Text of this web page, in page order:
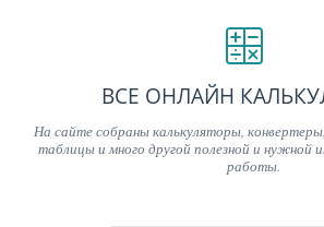
ВСЕ ОНЛАЙН
На сайте собраны калькуляторы,
таблицы и много другой полезной и нужной
работы.